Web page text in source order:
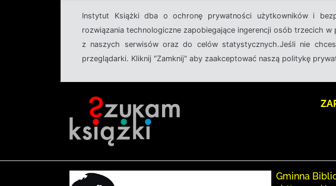
Instytut Książki dba o ochronę prywatności użytkowników i
rozwiązania technologiczne zapobiegające ingerencji osób trzecich
z naszych serwisów oraz do celów statystycznych.Jeśli nie
przeglądarki. Kliknij "Zamknij" aby zaakceptować naszą politykę
Gminna